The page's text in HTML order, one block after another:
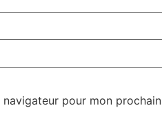
pour mon prochain